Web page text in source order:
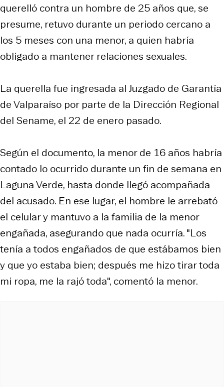
querelló contra un hombre de 25 años que, se
presume, retuvo durante un periodo cercano a
los 5 meses con una menor, a quien habría
obligado a mantener relaciones sexuales.
La querella fue ingresada al Juzgado de Garantía
de Valparaíso por parte de la Dirección Regional
del Sename, el 22 de enero pasado.
Según el documento, la menor de 16 años habría
contado lo ocurrido durante un fin de semana en
Laguna Verde, hasta donde llegó acompañada
del acusado. En ese lugar, el hombre le arrebató
el celular y mantuvo a la familia de la menor
engañada, asegurando que nada ocurría. "Los
tenía a todos engañados de que estábamos bien
y que yo estaba bien; después me hizo tirar toda
mi ropa, me la rajó toda", comentó la menor.